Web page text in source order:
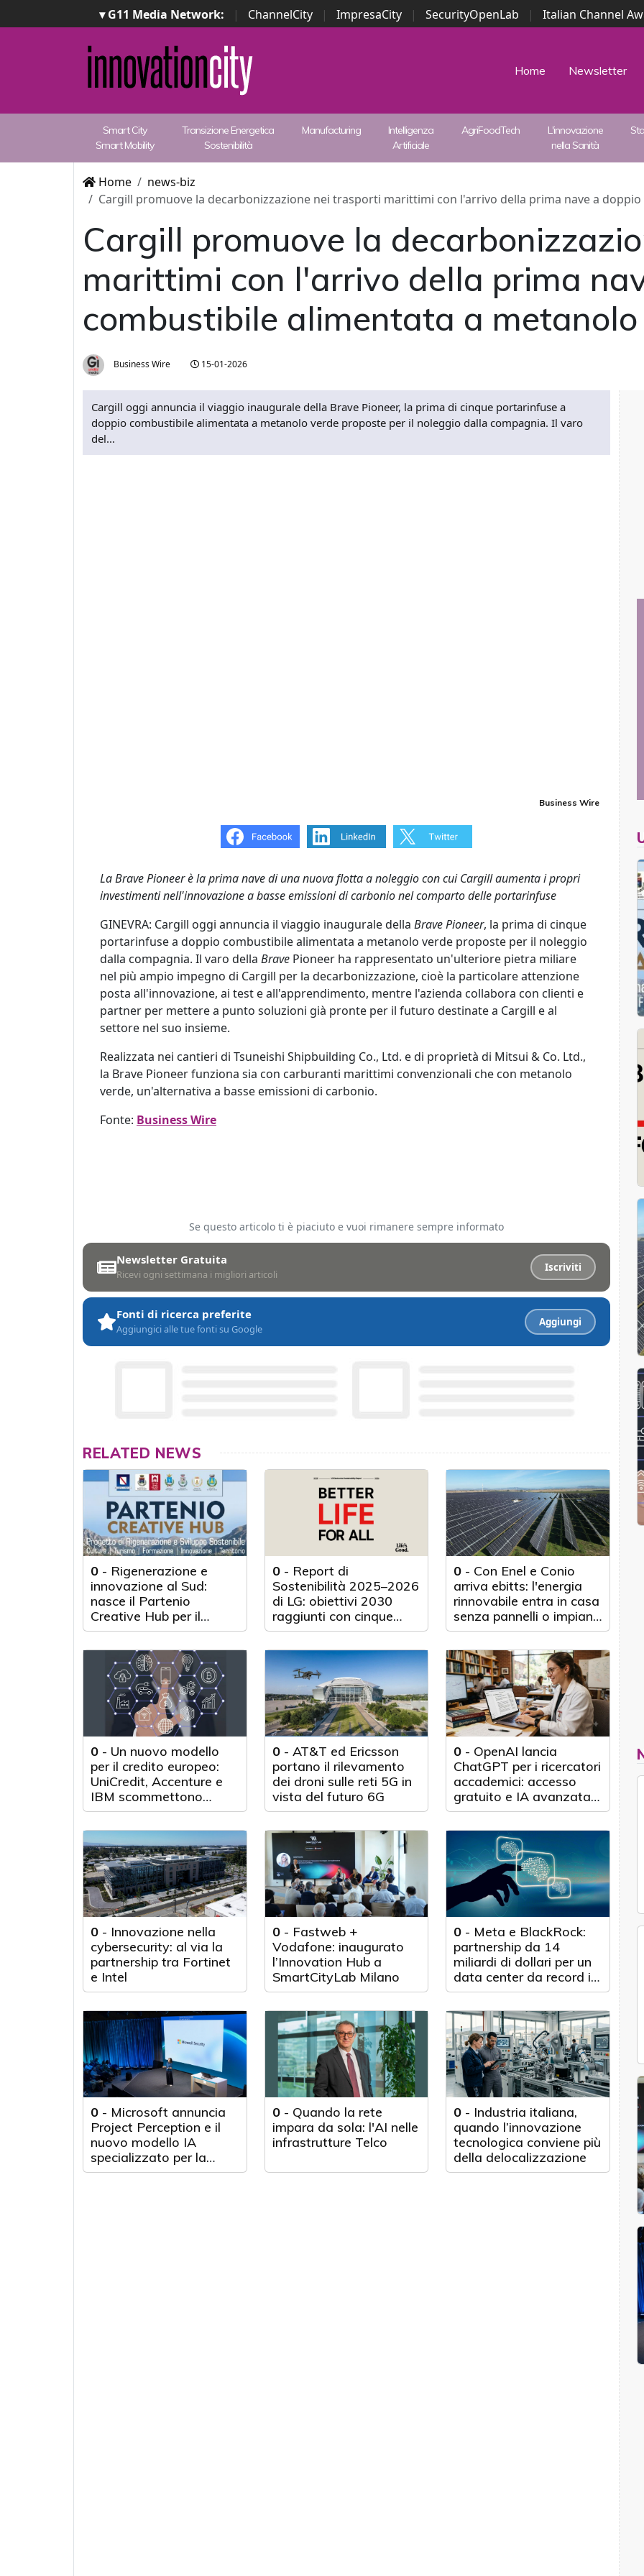
▾ G11 Media Network: | ChannelCity | ImpresaCity | SecurityOpenLab | Italian Channel
Security Awards | ...
Home Newsletter
Smart City
Smart Mobility
Transizione Energetica
Sostenibilità
Manufacturing
Intelligenza
Artificiale
AgriFoodTech
L'innovazione
nella Sanità
Home
news-biz
Cargill promuove la decarbonizzazione nei trasporti marittimi con l'arrivo della prima nave a
Cargill promuove la
marittimi con l'arrivo della prima
combustibile alimentata a
Business Wire 15-01-2026
Cargill oggi annuncia il viaggio inaugurale della Brave Pioneer, la prima di cinque portarinfuse a
doppio combustibile alimentata a metanolo verde proposte per il noleggio dalla compagnia. Il varo
del...
Business Wire
La Brave Pioneer è la prima nave di una nuova flotta a noleggio con cui Cargill aumenta i propri
investimenti nell'innovazione a basse emissioni di carbonio nel comparto delle portarinfuse
GINEVRA: Cargill oggi annuncia il viaggio inaugurale della Brave Pioneer, la prima di cinque
portarinfuse a doppio combustibile alimentata a metanolo verde proposte per il noleggio
dalla compagnia. Il varo della Brave Pioneer ha rappresentato un'ulteriore pietra miliare
nel più ampio impegno di Cargill per la decarbonizzazione, cioè la particolare attenzione
posta all'innovazione, ai test e all'apprendimento, mentre l'azienda collabora con clienti e
partner per mettere a punto soluzioni già pronte per il futuro destinate a Cargill e al
settore nel suo insieme.
Realizzata nei cantieri di Tsuneishi Shipbuilding Co., Ltd. e di proprietà di Mitsui & Co. Ltd.,
la Brave Pioneer funziona sia con carburanti marittimi convenzionali che con metanolo
verde, un'alternativa a basse emissioni di carbonio.
Fonte: Business Wire
Se questo articolo ti è piaciuto e vuoi rimanere sempre informato
Newsletter Gratuita
Ricevi ogni settimana i migliori articoli
Iscriviti
Fonti di ricerca preferite
Aggiungici alle tue fonti su Google
Aggiungi
RELATED NEWS
0 - Rigenerazione e
innovazione al Sud:
nasce il Partenio
Creative Hub per il
rilancio del territorio
0- Report di
Sostenibilità 2025–2026
di LG: obiettivi 2030
raggiunti con cinque
anni d'anticipo
0 - Con Enel e Conio
arriva ebitts: l'energia
rinnovabile entra in casa
senza pannelli o impianti
fisici
0 - Un nuovo modello
per il credito europeo:
UniCredit, Accenture e
IBM scommettono
sull'innovazione
tecnologica
0- AT&T ed Ericsson
portano il rilevamento
dei droni sulle reti 5G in
vista del futuro 6G
0 - OpenAI lancia
ChatGPT per i ricercatori
accademici: accesso
gratuito e IA avanzata
per 100.000 scienziati
0 - Innovazione nella
cybersecurity: al via la
partnership tra Fortinet
e Intel
0- Fastweb +
Vodafone: inaugurato
l’Innovation Hub a
SmartCityLab Milano
0 - Meta e BlackRock:
partnership da 14
miliardi di dollari per un
data center da record in
Texas
0 - Microsoft annuncia
Project Perception e il
nuovo modello IA
specializzato per la
cybersecurity
0- Quando la rete
impara da sola: l'AI nelle
infrastrutture Telco
0 - Industria italiana,
quando l’innovazione
tecnologica conviene più
della delocalizzazione